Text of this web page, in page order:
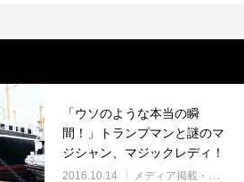
「ウソのような本当の瞬
間！」トランプマンと謎のマ
ジシャン、マジックレディ！
2016.10.14 メディア掲載・紹介